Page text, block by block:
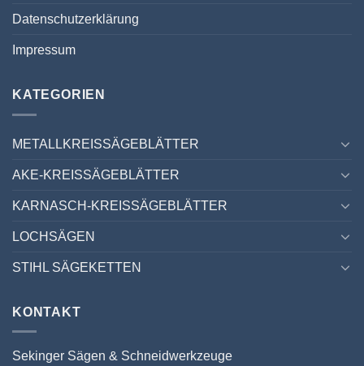
Datenschutzerklärung
Impressum
KATEGORIEN
METALLKREISSÄGEBLÄTTER
AKE-KREISSÄGEBLÄTTER
KARNASCH-KREISSÄGEBLÄTTER
LOCHSÄGEN
STIHL SÄGEKETTEN
KONTAKT
Sekinger Sägen & Schneidwerkzeuge